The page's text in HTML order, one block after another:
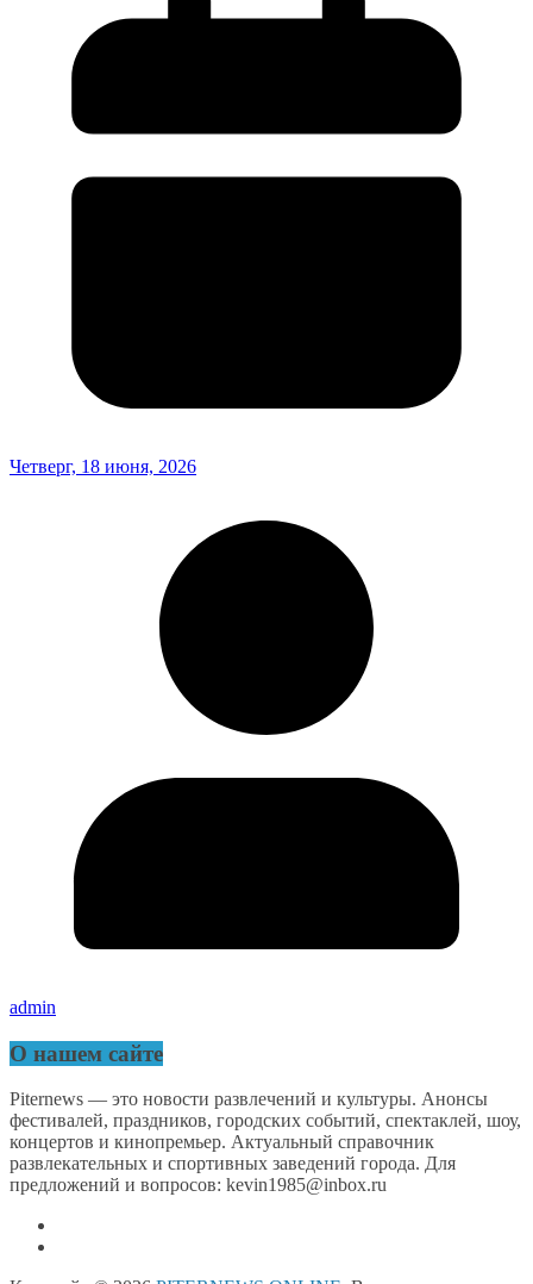
Четверг, 18 июня, 2026
admin
О нашем сайте
Piternews — это новости развлечений и культуры. Анонсы
фестивалей, праздников, городских событий, спектаклей, шоу,
концертов и кинопремьер. Актуальный справочник
развлекательных и спортивных заведений города. Для
предложений и вопросов: kevin1985@inbox.ru